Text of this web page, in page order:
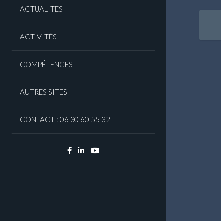
ACTUALITES
ACTIVITÉS
COMPÉTENCES
AUTRES SITES
CONTACT : 06 30 60 55 32
Facebook
LinkedinYouTube